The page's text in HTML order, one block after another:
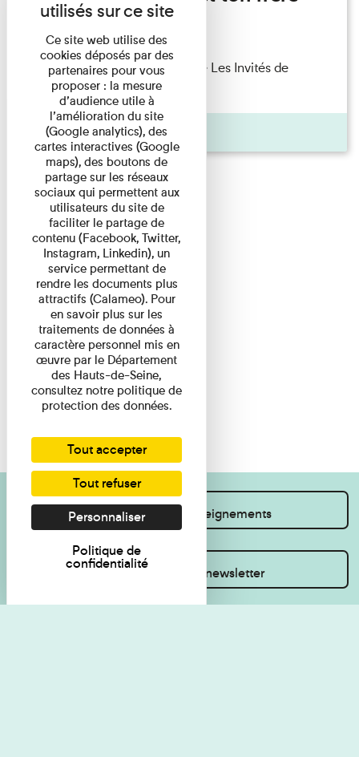
Lecture
Marie Cosnay — Toi et ton frère Les Invités de
l'Imprimerie n°10 À ...
Pages
Je souhaite des renseignements
Inscrivez-vous à la newsletter
Ce site web utilise des
cookies déposés par des
partenaires pour vous
proposer : la mesure
d’audience utile à
l’amélioration du site
(Google analytics), des
cartes interactives (Google
maps), des boutons de
partage sur les réseaux
sociaux qui permettent aux
utilisateurs du site de
faciliter le partage de
contenu (Facebook, Twitter,
Instagram, Linkedin), un
service permettant de
rendre les documents plus
attractifs (Calameo). Pour
en savoir plus sur les
traitements de données à
caractère personnel mis en
œuvre par le Département
des Hauts-de-Seine,
consultez notre politique de
protection des données.
Tout accepter
Tout refuser
Personnaliser
Politique de
confidentialité